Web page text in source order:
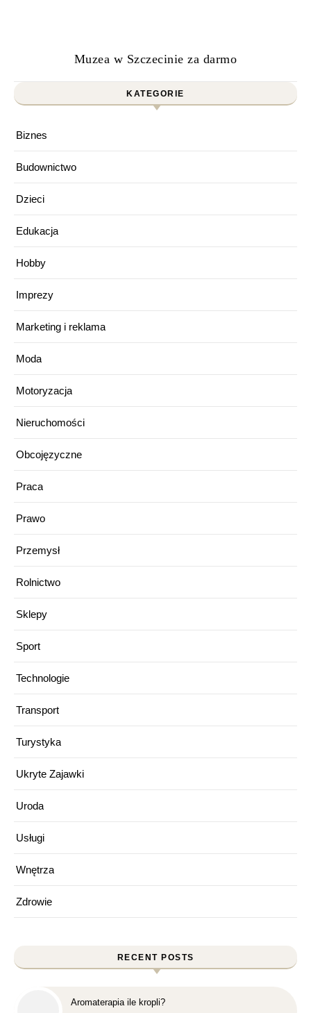
Muzea w Szczecinie za darmo
KATEGORIE
Biznes
Budownictwo
Dzieci
Edukacja
Hobby
Imprezy
Marketing i reklama
Moda
Motoryzacja
Nieruchomości
Obcojęzyczne
Praca
Prawo
Przemysł
Rolnictwo
Sklepy
Sport
Technologie
Transport
Turystyka
Ukryte Zajawki
Uroda
Usługi
Wnętrza
Zdrowie
RECENT POSTS
Aromaterapia ile kropli?